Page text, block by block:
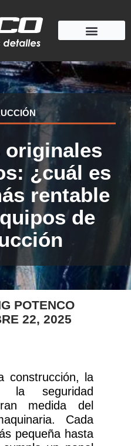
originales
¿cuál es
rentable
de
POTENCO
22, 2025
construcción, la
la seguridad
medida del
Cada
pequeña hasta